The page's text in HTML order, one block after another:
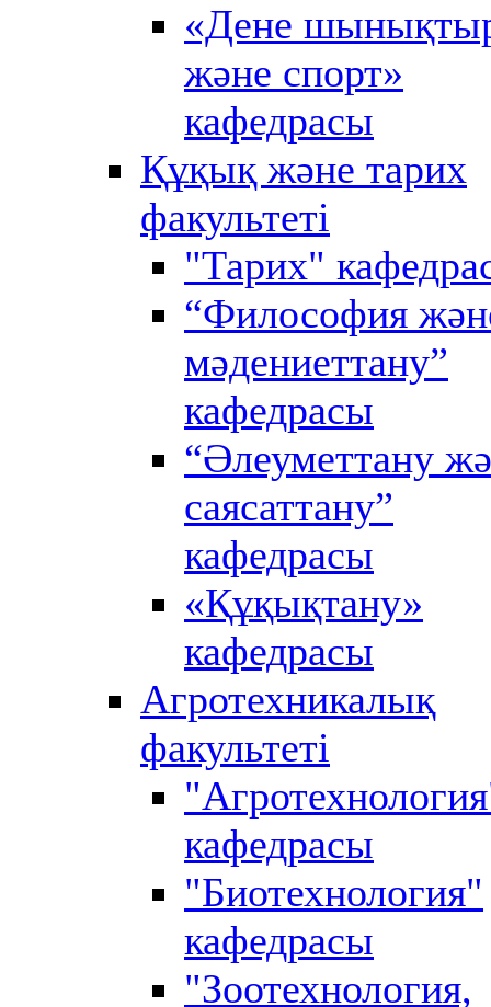
«Дене
және спорт»
кафедрасы
Құқық және тарих
факультеті
"Тарих"
“Философия
мәдениеттану”
кафедрасы
“Әлеуметтану
саясаттану”
кафедрасы
«Құқықтану»
кафедрасы
Агротехникалық
факультеті
кафедрасы
"Биотехнология"
кафедрасы
"Зоотехнология,